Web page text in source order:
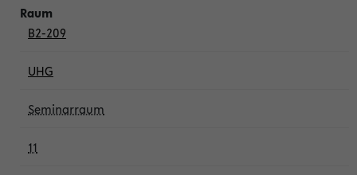
B2-209
UHG
Seminarraum
11